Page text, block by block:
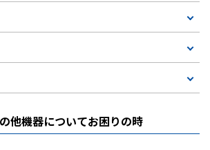
他機器についてお困りの時